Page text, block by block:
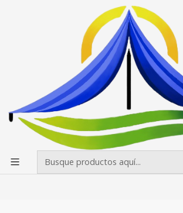
Envíos gratis desde $500.000 en Santiago
Banderas Publicitarias Gota
Gota
Bandera Gota Impresa
desde $44.500 CLP